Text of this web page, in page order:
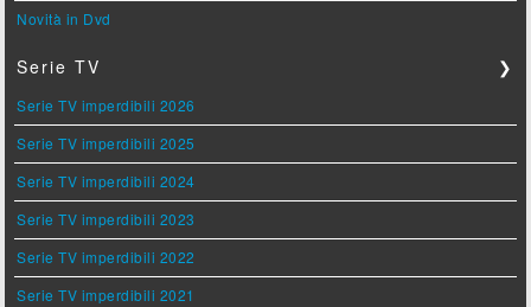
Novità in Dvd
Serie TV ❯
Serie TV imperdibili 2026
Serie TV imperdibili 2025
Serie TV imperdibili 2024
Serie TV imperdibili 2023
Serie TV imperdibili 2022
Serie TV imperdibili 2021